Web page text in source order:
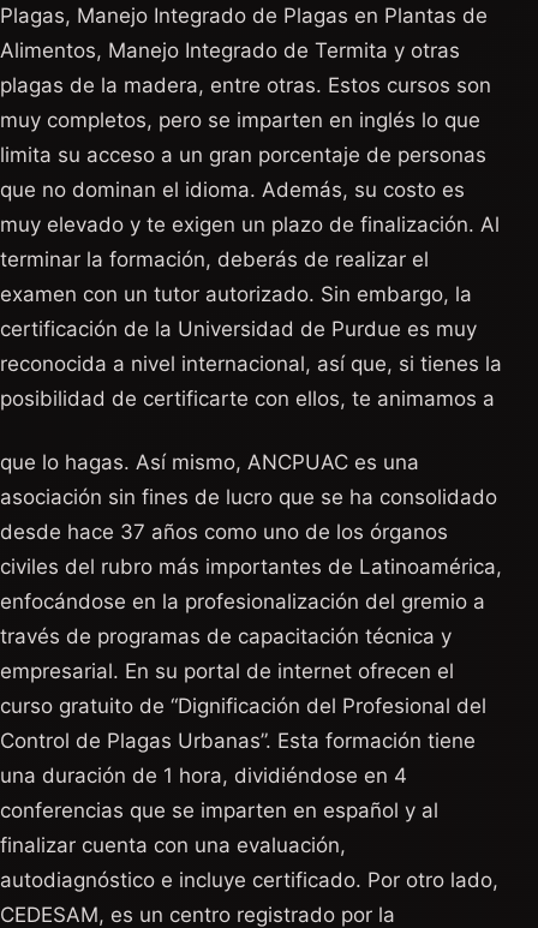
Plagas, Manejo Integrado de Plagas en Plantas de
Alimentos, Manejo Integrado de Termita y otras
plagas de la madera, entre otras. Estos cursos son
muy completos, pero se imparten en inglés lo que
limita su acceso a un gran porcentaje de personas
que no dominan el idioma. Además, su costo es
muy elevado y te exigen un plazo de finalización. Al
terminar la formación, deberás de realizar el
examen con un tutor autorizado. Sin embargo, la
certificación de la Universidad de Purdue es muy
reconocida a nivel internacional, así que, si tienes la
posibilidad de certificarte con ellos, te animamos a
que lo hagas. Así mismo, ANCPUAC es una
asociación sin fines de lucro que se ha consolidado
desde hace 37 años como uno de los órganos
civiles del rubro más importantes de Latinoamérica,
enfocándose en la profesionalización del gremio a
través de programas de capacitación técnica y
empresarial. En su portal de internet ofrecen el
curso gratuito de “Dignificación del Profesional del
Control de Plagas Urbanas”. Esta formación tiene
una duración de 1 hora, dividiéndose en 4
conferencias que se imparten en español y al
finalizar cuenta con una evaluación,
autodiagnóstico e incluye certificado. Por otro lado,
CEDESAM, es un centro registrado por la